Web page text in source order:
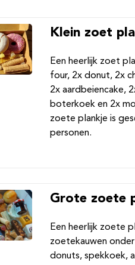
Klein zoet
Een heerlijk zoet
four, 2x donut, 2x
2x aardbeiencake,
boterkoek en 2x
zoete plankje is
personen.
Grote zoete
Een heerlijk zoete
zoetekauwen
donuts, spekkoek,